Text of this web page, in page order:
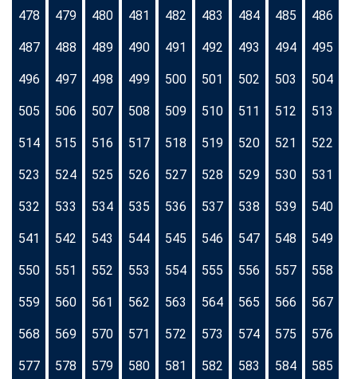
478 479 480 481 482 483 484 485 486
487 488 489 490 491 492 493 494 495
496 497 498 499 500 501 502 503 504
505 506 507 508 509 510 511 512 513
514 515 516 517 518 519 520 521 522
523 524 525 526 527 528 529 530 531
532 533 534 535 536 537 538 539 540
541 542 543 544 545 546 547 548 549
550 551 552 553 554 555 556 557 558
559 560 561 562 563 564 565 566 567
568 569 570 571 572 573 574 575 576
577 578 579 580 581 582 583 584 585